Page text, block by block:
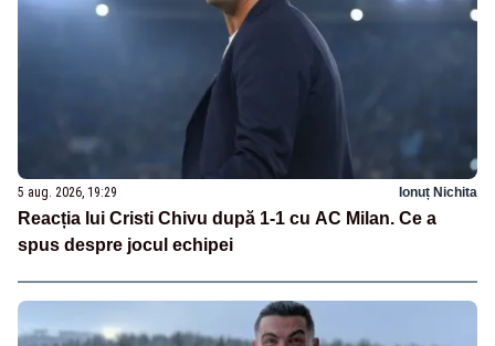
5 aug. 2026, 19:29 Ionuț Nichita
Reacția lui Cristi Chivu după 1-1 cu AC Milan. Ce a
spus despre jocul echipei